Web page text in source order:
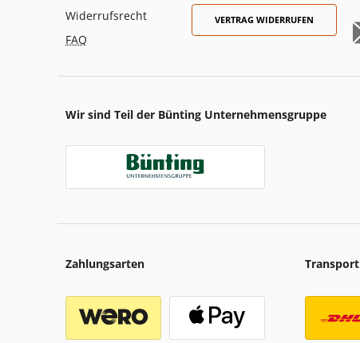
Widerrufsrecht
FAQ
VERTRAG WIDERRUFEN
Wir sind Teil der Bünting Unternehmensgruppe
Zahlungsarten Transport